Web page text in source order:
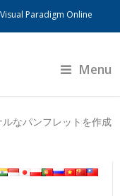
Visual Paradigm Online
Menu
なパンフレットを作成